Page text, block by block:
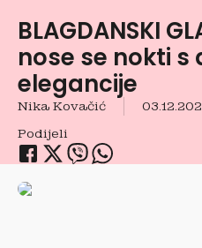
BLAGDANSKI
nose se nokti s
elegancije
Nika Kovačić
Podijeli